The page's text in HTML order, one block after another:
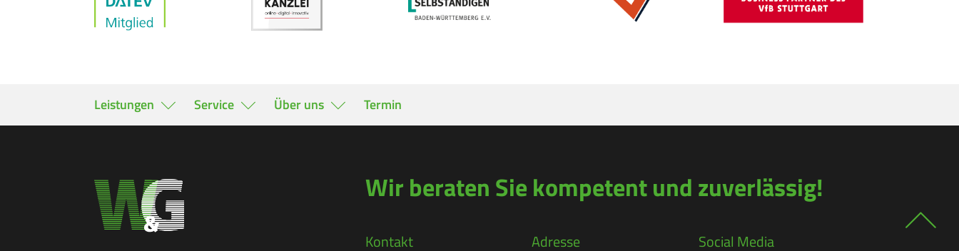
Leistungen Service Über uns Termin
Wir beraten Sie kompetent und zuverlässig!
Kontakt Adresse Social Media